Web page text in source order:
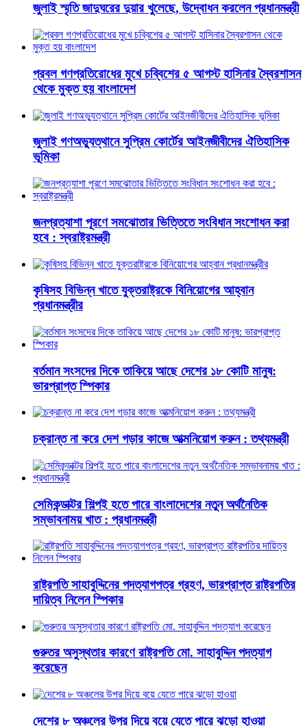
জুলাই স্মৃতি জাদুঘরের দুয়ার খুলেছে, উদ্বোধন করলেন প্রধানমন্ত্রী
প্রবল গণপ্রতিরোধের মুখে চব্বিশের ৫ আগস্ট হাসিনার স্বৈরশাসন
থেকে মুক্ত হয় বাংলাদেশ
জুলাই গণঅভ্যুত্থানে সুপ্রিম কোর্টের আইনজীবীদের ঐতিহাসিক
ভূমিকা
জনপ্রত্যাশা পূরণে সমঝোতার ভিত্তিতে সংবিধান সংশোধন করা
হবে : স্বরাষ্ট্রমন্ত্রী
কৃষিসহ বিভিন্ন খাতে যুক্তরাষ্ট্রকে বিনিয়োগের আহ্বান
প্রধানমন্ত্রীর
বর্তমান সংসদের দিকে তাকিয়ে আছে দেশের ১৮ কোটি মানুষ:
ভারপ্রাপ্ত স্পিকার
চক্রান্ত না করে দেশ গড়ার কাজে আত্মনিয়োগ করুন : তথ্যমন্ত্রী
সেমিকন্ডাক্টর শিল্পই হতে পারে বাংলাদেশের নতুন অর্থনৈতিক
সম্ভাবনাময় খাত : প্রধানমন্ত্রী
রাষ্ট্রপতি সাহাবুদ্দিনের পদত্যাগপত্র গ্রহণ, ভারপ্রাপ্ত রাষ্ট্রপতির
দায়িত্ব নিলেন স্পিকার
গুরুতর অসুস্থতার কারণে রাষ্ট্রপতি মো. সাহাবুদ্দিন পদত্যাগ
করেছেন
দেশের ৮ অঞ্চলের উপর দিয়ে বয়ে যেতে পারে ঝড়ো হাওয়া